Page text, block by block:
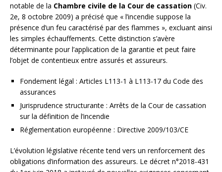
notable de la Chambre civile de la Cour de cassation (Civ.
2e, 8 octobre 2009) a précisé que « l’incendie suppose la
présence d’un feu caractérisé par des flammes », excluant ainsi
les simples échauffements. Cette distinction s’avère
déterminante pour l’application de la garantie et peut faire
l’objet de contentieux entre assurés et assureurs.
Fondement légal : Articles L113-1 à L113-17 du Code des
assurances
Jurisprudence structurante : Arrêts de la Cour de cassation
sur la définition de l’incendie
Réglementation européenne : Directive 2009/103/CE
L’évolution législative récente tend vers un renforcement des
obligations d’information des assureurs. Le décret n°2018-431